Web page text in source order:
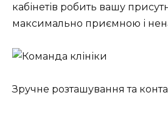
кабінетів робить вашу
максимально приємною і
Зручне розташування та